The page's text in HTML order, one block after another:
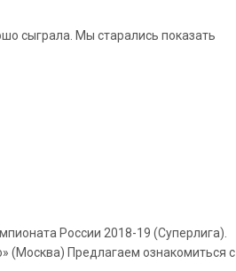
сыграла. Мы старались показать
России 2018-19 (Суперлига).
(Москва) Предлагаем ознакомиться с